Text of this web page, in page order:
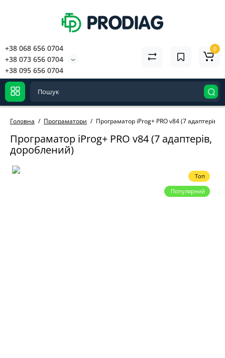
+38 068 656 0704
+38 073 656 0704
+38 095 656 0704
0
Головна Програматори Програматор iProg+ PRO v84 (7 адаптерів,
Програматор iProg+ PRO v84 (7 адаптерів,
дороблений)
Топ
Популярний